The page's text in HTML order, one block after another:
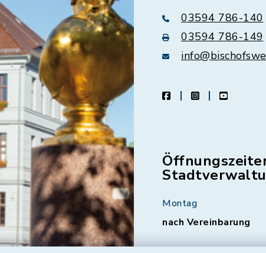
03594 786-140
03594 786-149
facebookinstagramyoutube
Montag
nach Vereinbarung